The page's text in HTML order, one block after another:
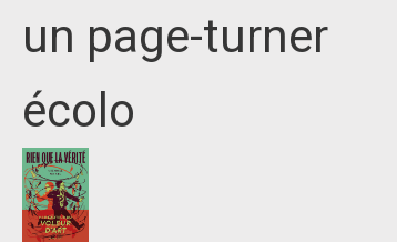
un page-turner
écolo